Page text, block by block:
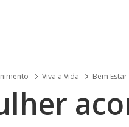
Viva a Vida Bem Estar